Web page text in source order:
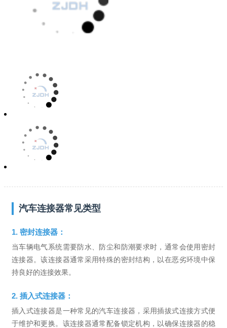
汽车连接器常见类型
1. 密封连接器：
当车辆电气系统需要防水、防尘和防潮要求时，通常会使用密封
连接器。该连接器通常采用特殊的密封结构，以在恶劣环境中保
持良好的连接效果。
2. 插入式连接器：
插入式连接器是一种常见的汽车连接器，采用插拔式连接方式便
于维护和更换。该连接器通常配备锁定机构，以确保连接器的稳